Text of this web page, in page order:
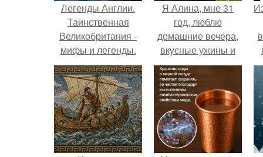
Легенды Англии.
Таинственная
Великобритания -
мифы и легенды.
Я Алина, мне 31
год, люблю
домашние вечера,
вкусные ужины и
прогулки после
дождя.